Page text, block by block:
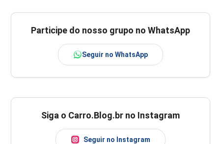
Participe do nosso grupo no WhatsApp
Seguir no WhatsApp
Siga o Carro.Blog.br no Instagram
Seguir no Instagram